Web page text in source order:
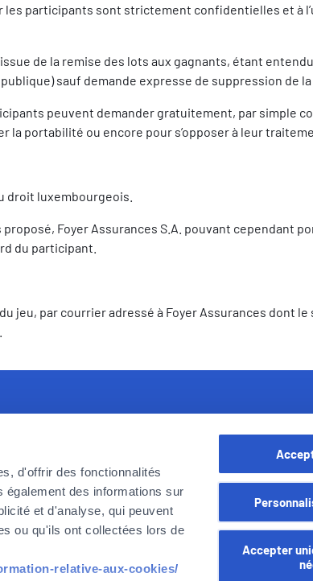
d'offrir des fonctionnalités
des informations sur
et d'analyse, qui peuvent
ou qu'ils ont collectées lors de
relative-aux-cookies/
Accepter
participants sont strictement confidentielles et à
de la remise des lots aux gagnants, étant
sauf demande expresse de suppression de
peuvent demander gratuitement, par simple
portabilité ou encore pour s’opposer à leur
droit luxembourgeois.
Foyer Assurances S.A. pouvant cependant
du participant.
par courrier adressé à Foyer Assurances dont le
fermé
Liens utiles
Foyer en Belgique
Le Groupe Foyer
Carrière